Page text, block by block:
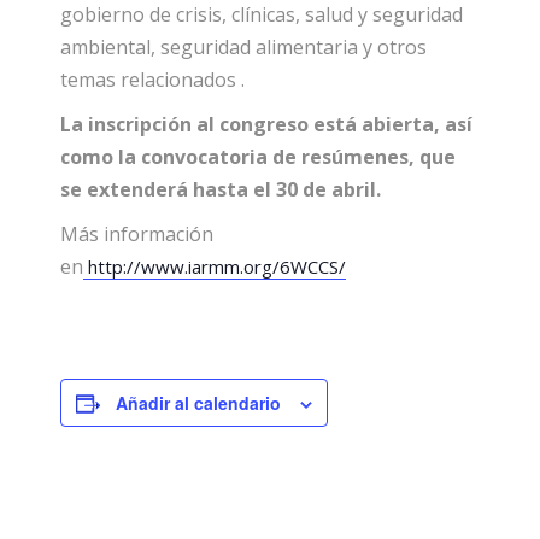
gobierno de crisis, clínicas, salud y seguridad
ambiental, seguridad alimentaria y otros
temas relacionados .
La inscripción al congreso está abierta, así
como la convocatoria de resúmenes, que
se extenderá hasta el 30 de abril.
Más información
en http://www.iarmm.org/6WCCS/
Añadir al calendario